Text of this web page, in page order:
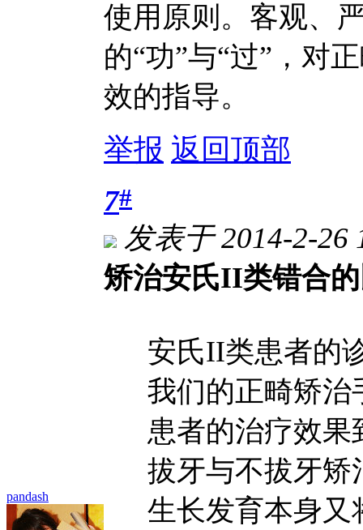
使用原则。客观、
的“功”与“过”，对
效的指导。
举报 返回顶部
pandash
7#
发表于 2014-2-26
矫治安氏II类错合
安氏II类患者的诊
我们的正畸矫治
患者的治疗效果
拔牙与不拔牙矫
生长发育本身又